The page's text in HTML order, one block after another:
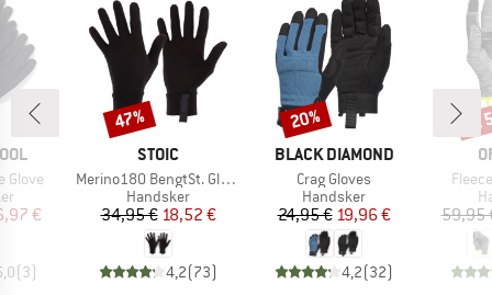
Glove
pris
€
(3)
MÆRKE
STOIC
Artikel
Merino180 BengtSt. Glove
Produktgruppe
Handsker
Pris
34,95 €Nedsat pris
18,52 €
4,2(73)
Rabat
47%
MÆRKE
BLACK DIAMOND
Artikel
Crag Gloves
Produktgruppe
Handsker
Pris
24,95 €Nedsat pris
19,96 €
4,2(32)
Rabat
20%
Artikel
59,95